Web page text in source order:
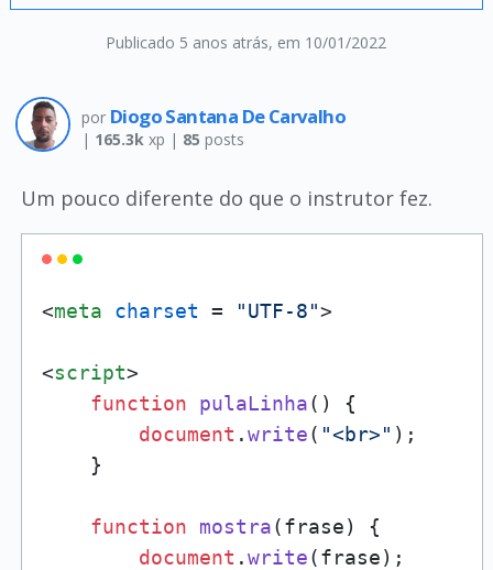
Publicado 5 anos atrás, em 10/01/2022
por Diogo Santana De Carvalho
| 165.3kxp | 85 posts
Um pouco diferente do que o instrutor fez.
<meta charset = "UTF-8">
<script>
function
pulaLinha( ) {
document .write( "<br>" );
    }
function mostra(frase) {
document .write(frase);